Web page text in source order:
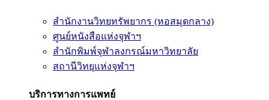
สำนักงานวิทยทรัพยากร (หอสมุดกลาง)
ศูนย์หนังสือแห่งจุฬาฯ
สำนักพิมพ์จุฬาลงกรณ์มหาวิทยาลัย
สถานีวิทยุแห่งจุฬาฯ
บริการทางการแพทย์